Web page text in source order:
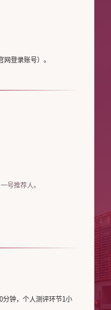
登录账号）。
号推荐人。
钟，个人测评环节1小